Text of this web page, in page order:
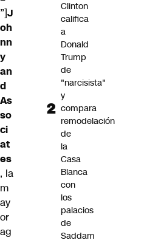
”]J
oh
nn
y
an
d
As
so
ci
at
es
, la
m
ay
or
ag
Clinton
califica
a
Donald
Trump
de
"narcisista"
y
compara
remodelación
de
la
Casa
Blanca
con
los
palacios
de
Saddam